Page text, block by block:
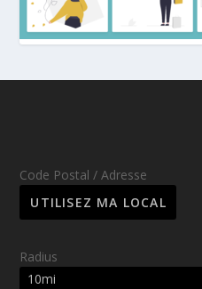
Code Postal / Adresse
Radius